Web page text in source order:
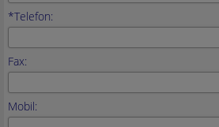
*Telefon:
Fax:
Mobil: